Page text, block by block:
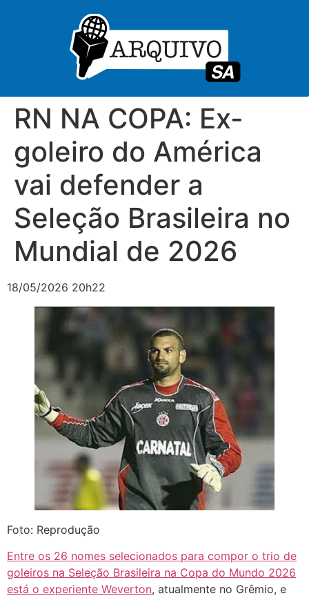
RN NA COPA: Ex-
goleiro do América
vai defender a
Seleção Brasileira no
Mundial de 2026
18/05/2026 20h22
Foto: Reprodução
Entre os 26 nomes selecionados para compor o trio de
goleiros na Seleção Brasileira na Copa do Mundo 2026
está o experiente Weverton, atualmente no Grêmio, e